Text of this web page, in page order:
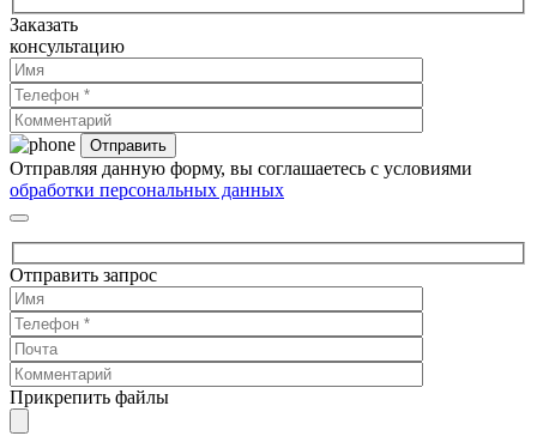
Заказать
консультацию
Отправляя данную форму, вы соглашаетесь с условиями
обработки персональных данных
Отправить запрос
Прикрепить файлы